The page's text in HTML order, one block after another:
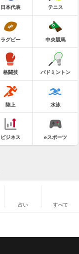
日本代表 テニス
ラグビー 中央競馬
格闘技 バドミントン
陸上 水泳
ビジネス eスポーツ
占い すべて